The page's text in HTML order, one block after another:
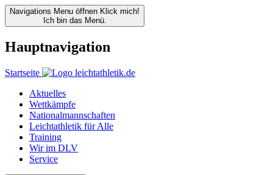
Navigations Menu öffnen Klick mich!
Ich bin das Menü.
Hauptnavigation
Startseite
Aktuelles
Wettkämpfe
Nationalmannschaften
Leichtathletik für Alle
Training
Wir im DLV
Service